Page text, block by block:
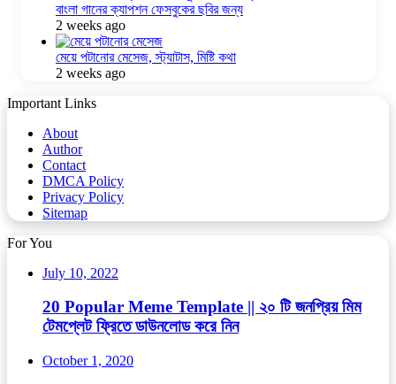
বাংলা গানের ক্যাপশন ফেসবুকের ছবির জন্য
2 weeks ago
মেয়ে পটানোর মেসেজ, স্ট্যাটাস, মিষ্টি কথা
2 weeks ago
Important Links
About
Author
Contact
DMCA Policy
Privacy Policy
Sitemap
For You
July 10, 2022
20 Popular Meme Template || ২০ টি জনপ্রিয় মিম
টেমপ্লেট ফ্রিতে ডাউনলোড করে নিন
October 1, 2020